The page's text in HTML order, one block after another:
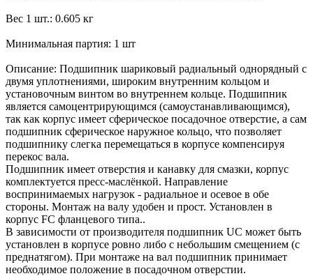
Вес 1 шт.: 0.605 кг
Минимальная партия: 1 шт
Описание: Подшипник шариковый радиальный однорядный с
двумя уплотнениями, широким внутренним кольцом и
установочным винтом во внутреннем кольце. Подшипник
является самоцентрирующимся (самоустанавливающимся),
так как корпус имеет сферическое посадочное отверстие, а сам
подшипник сферическое наружное кольцо, что позволяет
подшипнику слегка перемещаться в корпусе компенсируя
перекос вала.
Подшипник имеет отверстия и канавку для смазки, корпус
комплектуется пресс-маслёнкой. Направление
воспринимаемых нагрузок - радиальное и осевое в обе
стороны. Монтаж на валу удобен и прост. Установлен в
корпус FC фланцевого типа..
В зависимости от производителя подшипник UC может быть
установлен в корпусе ровно либо с небольшим смещением (с
преднатягом). При монтаже на вал подшипник принимает
необходимое положение в посадочном отверстии.